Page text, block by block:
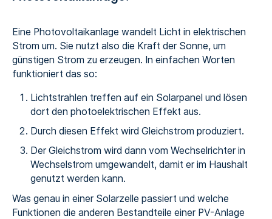
Eine Photovoltaikanlage wandelt Licht in elektrischen
Strom um. Sie nutzt also die Kraft der Sonne, um
günstigen Strom zu erzeugen. In einfachen Worten
funktioniert das so:
Lichtstrahlen treffen auf ein Solarpanel und lösen
dort den photoelektrischen Effekt aus.
Durch diesen Effekt wird Gleichstrom produziert.
Der Gleichstrom wird dann vom Wechselrichter in
Wechselstrom umgewandelt, damit er im Haushalt
genutzt werden kann.
Was genau in einer Solarzelle passiert und welche
Funktionen die anderen Bestandteile einer PV-Anlage